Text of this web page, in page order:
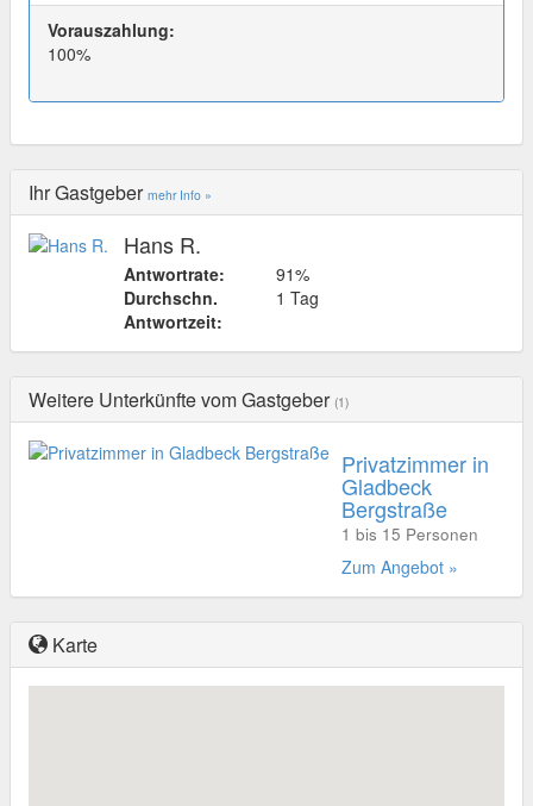
Vorauszahlung:
100%
Ihr Gastgeber mehr Info »
Hans R.
Antwortrate:
91%
Durchschn.
Antwortzeit:
1 Tag
Weitere Unterkünfte vom Gastgeber (1)
Privatzimmer in
Gladbeck
Bergstraße
1 bis 15 Personen
Zum Angebot »
Karte